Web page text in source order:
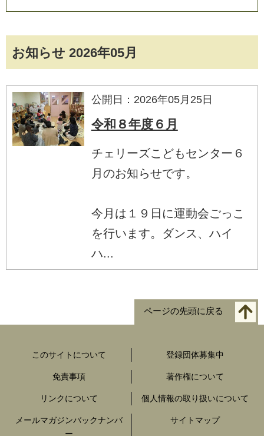
お知らせ 2026年05月
公開日：2026年05月25日
令和８年度６月
チェリーズこどもセンター６
月のお知らせです。
今月は１９日に運動会ごっこ
を行います。ダンス、ハイ
ハ...
ページの先頭に戻る
このサイトについて 登録団体募集中
免責事項 著作権について
リンクについて 個人情報の取り扱いについて
メールマガジンバックナンバ
ー
サイトマップ